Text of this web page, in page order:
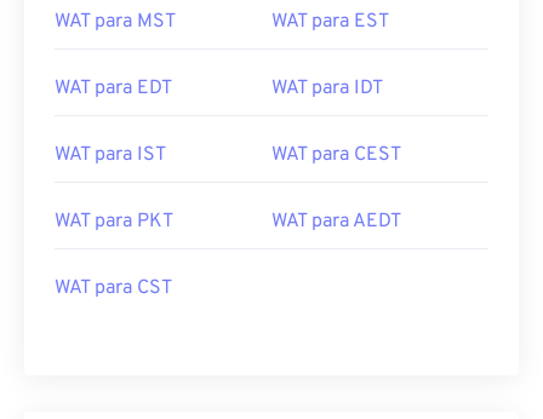
WAT para MST WAT para EST
WAT para EDT WAT para IDT
WAT para IST WAT para CEST
WAT para PKT WAT para AEDT
WAT para CST